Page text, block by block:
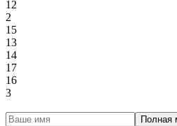
12
2
15
13
14
17
16
3
Полная